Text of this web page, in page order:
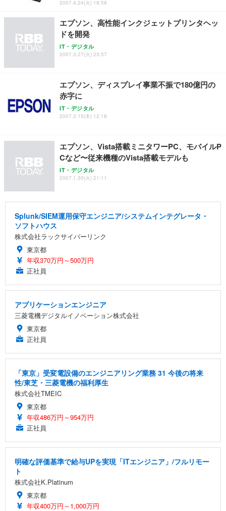
2007.4.24(火) 18:58
エプソン、高性能インクジェットプリンタヘッ
ドを開発
IT・デジタル
2007.3.27(火) 23:57
エプソン、ディスプレイ事業不振で180億円の
赤字に
IT・デジタル
2007.3.15(木) 12:18
エプソン、Vista搭載ミニタワーPC、モバイルP
Cなど〜従来機種のVista搭載モデルも
IT・デジタル
2007.1.30(火) 21:11
Splunk/SIEM運用保守エンジニア/システムインテグレータ・
ソフトハウス
株式会社ラックサイバーリンク
東京都
年収370万円～500万円
正社員
アプリケーションエンジニア
三菱電機デジタルイノベーション株式会社
東京都
正社員
「東京」受変電設備のエンジニアリング業務 31 今後の将来
性/東芝・三菱電機の福利厚生
株式会社TMEIC
東京都
年収486万円～954万円
正社員
明確な評価基準で給与UPを実現「ITエンジニア」/フルリモー
ト
株式会社K.Platinum
東京都
年収400万円～1,000万円